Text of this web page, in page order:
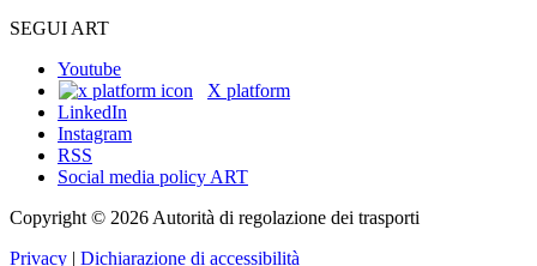
SEGUI ART
Youtube
X platform
LinkedIn
Instagram
RSS
Social media policy ART
Copyright © 2026 Autorità di regolazione dei trasporti
Privacy | Dichiarazione di accessibilità